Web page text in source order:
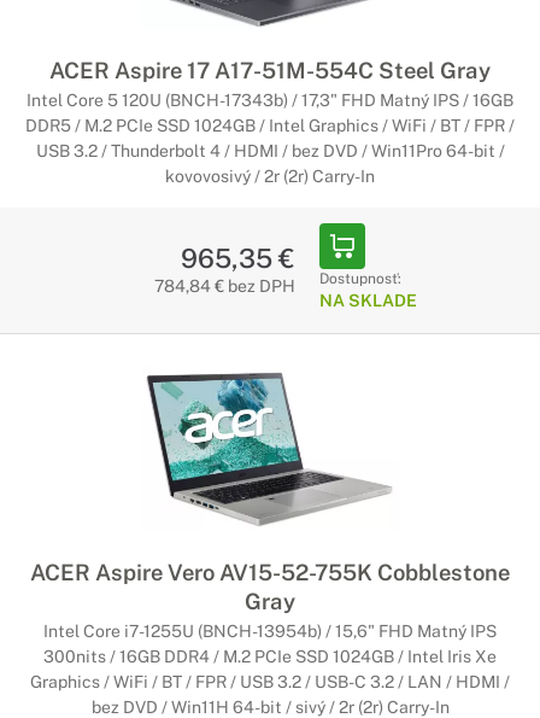
ACER Aspire 17 A17-51M-554C Steel Gray
Intel Core 5 120U (BNCH-17343b) / 17,3" FHD Matný IPS / 16GB
DDR5 / M.2 PCIe SSD 1024GB / Intel Graphics / WiFi / BT / FPR /
USB 3.2 / Thunderbolt 4 / HDMI / bez DVD / Win11Pro 64-bit /
kovovosivý / 2r (2r) Carry-In
965,35 €
784,84 € bez DPH Dostupnosť:
NA SKLADE
ACER Aspire Vero AV15-52-755K Cobblestone
Gray
Intel Core i7-1255U (BNCH-13954b) / 15,6" FHD Matný IPS
300nits / 16GB DDR4 / M.2 PCIe SSD 1024GB / Intel Iris Xe
Graphics / WiFi / BT / FPR / USB 3.2 / USB-C 3.2 / LAN / HDMI /
bez DVD / Win11H 64-bit / sivý / 2r (2r) Carry-In